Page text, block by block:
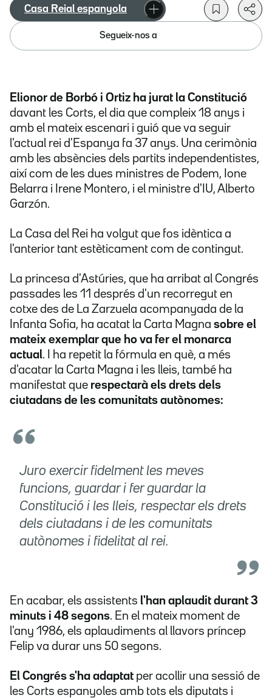
Casa Reial espanyola
Segueix-nos a
Elionor de Borbó i Ortiz ha jurat la Constitució
davant les Corts, el dia que compleix 18 anys i
amb el mateix escenari i guió que va seguir
l'actual rei d'Espanya fa 37 anys. Una cerimònia
amb les absències dels partits independentistes,
així com de les dues ministres de Podem, Ione
Belarra i Irene Montero, i el ministre d'IU, Alberto
Garzón.
La Casa del Rei ha volgut que fos idèntica a
l'anterior tant estèticament com de contingut.
La princesa d'Astúries, que ha arribat al Congrés
passades les 11 després d'un recorregut en
cotxe des de La Zarzuela acompanyada de la
Infanta Sofia, ha acatat la Carta Magna sobre el
mateix exemplar que ho va fer el monarca
actual. I ha repetit la fórmula en què, a més
d'acatar la Carta Magna i les lleis, també ha
manifestat que respectarà els drets dels
ciutadans de les comunitats autònomes:
Juro exercir fidelment les meves
funcions, guardar i fer guardar la
Constitució i les lleis, respectar els drets
dels ciutadans i de les comunitats
autònomes i fidelitat al rei.
En acabar, els assistents l'han aplaudit durant 3
minuts i 48 segons. En el mateix moment de
l'any 1986, els aplaudiments al llavors príncep
Felip va durar uns 50 segons.
El Congrés s'ha adaptat per acollir una sessió de
les Corts espanyoles amb tots els diputats i